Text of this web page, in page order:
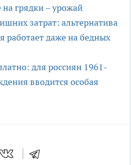
грядки – урожай
затрат: альтернатива
работает даже на бедных
для россиян 1961-
вводится особая